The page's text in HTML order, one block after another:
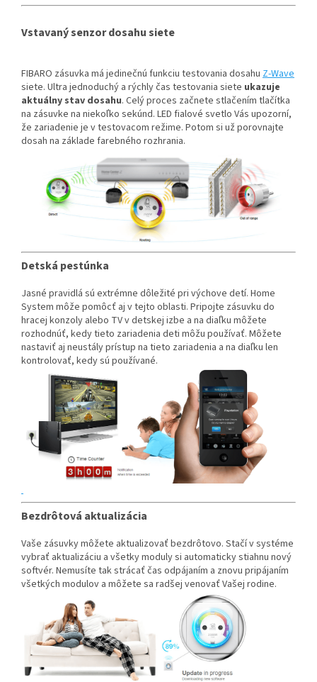
Vstavaný senzor dosahu siete
FIBARO zásuvka má jedinečnú funkciu testovania dosahu Z-Wave
siete. Ultra jednoduchý a rýchly čas testovania siete ukazuje
aktuálny stav dosahu. Celý proces začnete stlačením tlačítka
na zásuvke na niekoľko sekúnd. LED fialové svetlo Vás upozorní,
že zariadenie je v testovacom režime. Potom si už porovnajte
dosah na základe farebného rozhrania.
Detská pestúnka
Jasné pravidlá sú extrémne dôležité pri výchove detí. Home
System môže pomôcť aj v tejto oblasti. Pripojte zásuvku do
hracej konzoly alebo TV v detskej izbe a na diaľku môžete
rozhodnúť, kedy tieto zariadenia deti môžu používať. Môžete
nastaviť aj neustály prístup na tieto zariadenia a na diaľku len
kontrolovať, kedy sú používané.
Bezdrôtová aktualizácia
Vaše zásuvky môžete aktualizovať bezdrôtovo. Stačí v systéme
vybrať aktualizáciu a všetky moduly si automaticky stiahnu nový
softvér. Nemusíte tak strácať čas odpájaním a znovu pripájaním
všetkých modulov a môžete sa radšej venovať Vašej rodine.